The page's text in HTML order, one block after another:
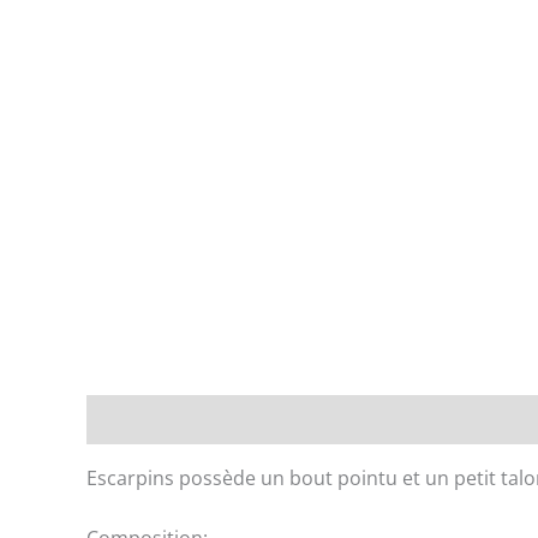
Escarpins possède un bout pointu et un petit